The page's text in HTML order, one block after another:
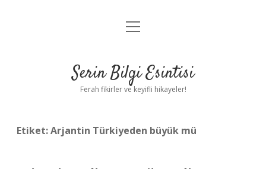
Anasayfa
Yasal Uyarı
menüyü
Serin Bilgi Esintisi
Ferah fikirler ve keyifli hikayeler!
Etiket:Arjantin Türkiyeden büyük mü